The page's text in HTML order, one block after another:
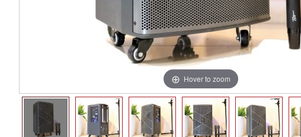
Hover to zoom